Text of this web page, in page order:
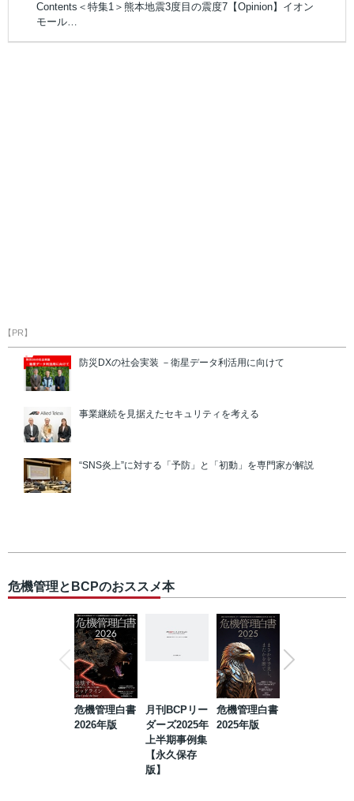
Contents＜特集1＞熊本地震3度目の震度7【Opinion】イオン
モール…
【PR】
防災DXの社会実装 －衛星データ利活用に向けて
事業継続を見据えたセキュリティを考える
“SNS炎上”に対する「予防」と「初動」を専門家が解説
危機管理とBCPのおススメ本
危機管理白書
2026年版
月刊BCPリー
ダーズ2025年
上半期事例集
【永久保存
版】
危機管理白書
2025年版